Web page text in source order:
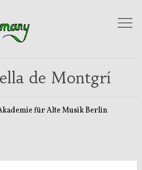
de Montgrí
für Alte Musik Berlin